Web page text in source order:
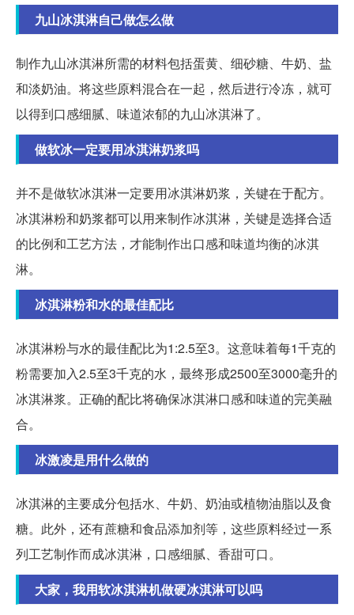
九山冰淇淋自己做怎么做
制作九山冰淇淋所需的材料包括蛋黄、细砂糖、牛奶、盐
和淡奶油。将这些原料混合在一起，然后进行冷冻，就可
以得到口感细腻、味道浓郁的九山冰淇淋了。
做软冰一定要用冰淇淋奶浆吗
并不是做软冰淇淋一定要用冰淇淋奶浆，关键在于配方。
冰淇淋粉和奶浆都可以用来制作冰淇淋，关键是选择合适
的比例和工艺方法，才能制作出口感和味道均衡的冰淇
淋。
冰淇淋粉和水的最佳配比
冰淇淋粉与水的最佳配比为1:2.5至3。这意味着每1千克的
粉需要加入2.5至3千克的水，最终形成2500至3000毫升的
冰淇淋浆。正确的配比将确保冰淇淋口感和味道的完美融
合。
冰激凌是用什么做的
冰淇淋的主要成分包括水、牛奶、奶油或植物油脂以及食
糖。此外，还有蔗糖和食品添加剂等，这些原料经过一系
列工艺制作而成冰淇淋，口感细腻、香甜可口。
大家，我用软冰淇淋机做硬冰淇淋可以吗